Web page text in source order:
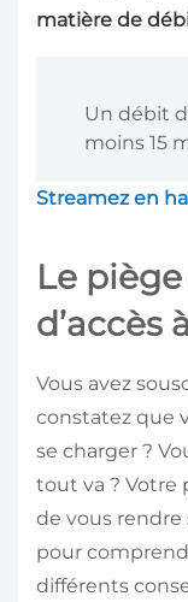
matière de
️Un débit
moins 15
Streamez en
Le
d’accès
Vous avez
constatez que
se charger ?
tout va ? Votre
de vous
pour
différents